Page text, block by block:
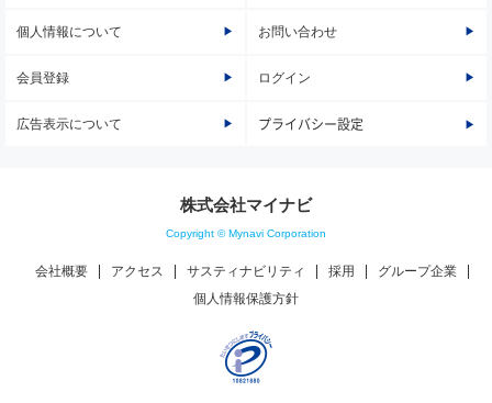
個人情報について お問い合わせ
会員登録 ログイン
広告表示について プライバシー設定
株式会社マイナビ
Copyright © Mynavi Corporation
会社概要 アクセス サスティナビリティ 採用
グループ企業
個人情報保護方針